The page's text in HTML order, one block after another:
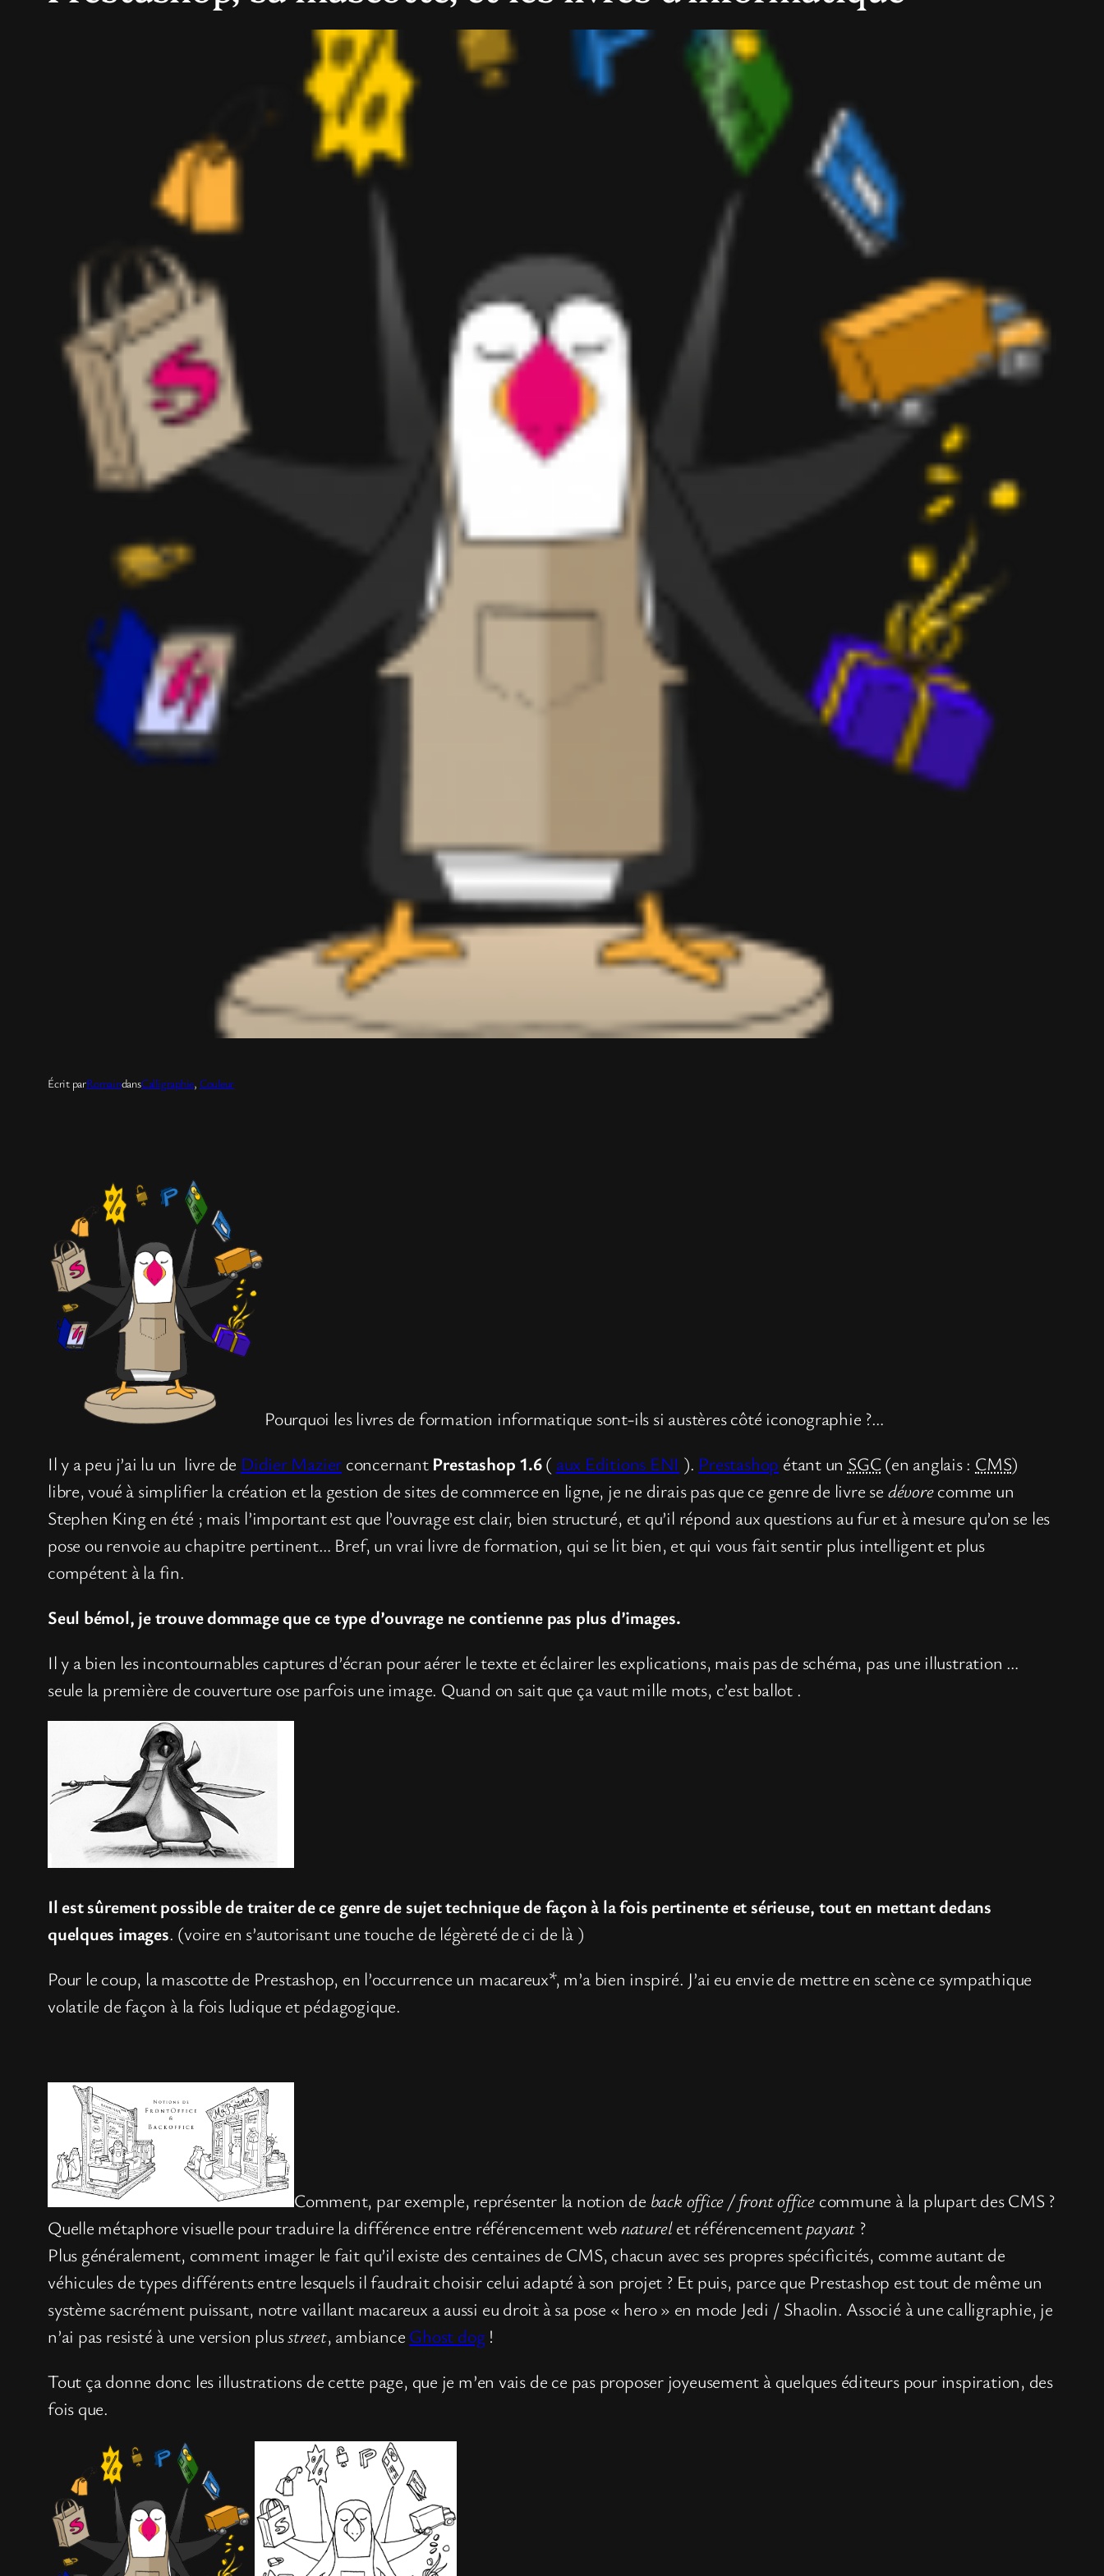
Écrit parRomaindansCalligraphie, Couleur
Pourquoi les livres de formation informatique sont-ils si austères côté iconographie ?…
Il y a peu j’ai lu un livre de Didier Mazier concernant Prestashop 1.6( aux Editions ENI ). Prestashop étant un SGC(en anglais : CMS)
libre, voué à simplifier la création et la gestion de sites de commerce en ligne, je ne dirais pas que ce genre de livre se dévorecomme un
Stephen King en été ; mais l’important est que l’ouvrage est clair, bien structuré, et qu’il répond aux questions au fur et à mesure qu’on se les
pose ou renvoie au chapitre pertinent… Bref, un vrai livre de formation, qui se lit bien, et qui vous fait sentir plus intelligent et plus
compétent à la fin.
Seul bémol, je trouve dommage que ce type d’ouvrage ne contienne pas plus d’images.
Il y a bien les incontournables captures d’écran pour aérer le texte et éclairer les explications, mais pas de schéma, pas une illustration …
seule la première de couverture ose parfois une image. Quand on sait que ça vaut mille mots, c’est ballot .
Il est sûrement possible de traiter de ce genre de sujet technique de façon à la fois pertinente et sérieuse, tout en mettant dedans
quelques images. (voire en s’autorisant une touche de légèreté de ci de là )
Pour le coup, la mascotte de Prestashop, en l’occurrence un macareux*, m’a bien inspiré. J’ai eu envie de mettre en scène ce sympathique
volatile de façon à la fois ludique et pédagogique.
Comment, par exemple, représenter la notion de back office / front officecommune à la plupart des CMS ?
Quelle métaphore visuelle pour traduire la différence entre référencement web naturelet référencementpayant ?
Plus généralement, comment imager le fait qu’il existe des centaines de CMS, chacun avec ses propres spécificités, comme autant de
véhicules de types différents entre lesquels il faudrait choisir celui adapté à son projet ? Et puis, parce que Prestashop est tout de même un
système sacrément puissant, notre vaillant macareux a aussi eu droit à sa pose « hero » en mode Jedi / Shaolin. Associé à une calligraphie, je
n’ai pas resisté à une version plusstreet, ambiance Ghost dog !
Tout ça donne donc les illustrations de cette page, que je m’en vais de ce pas proposer joyeusement à quelques éditeurs pour inspiration, des
fois que.